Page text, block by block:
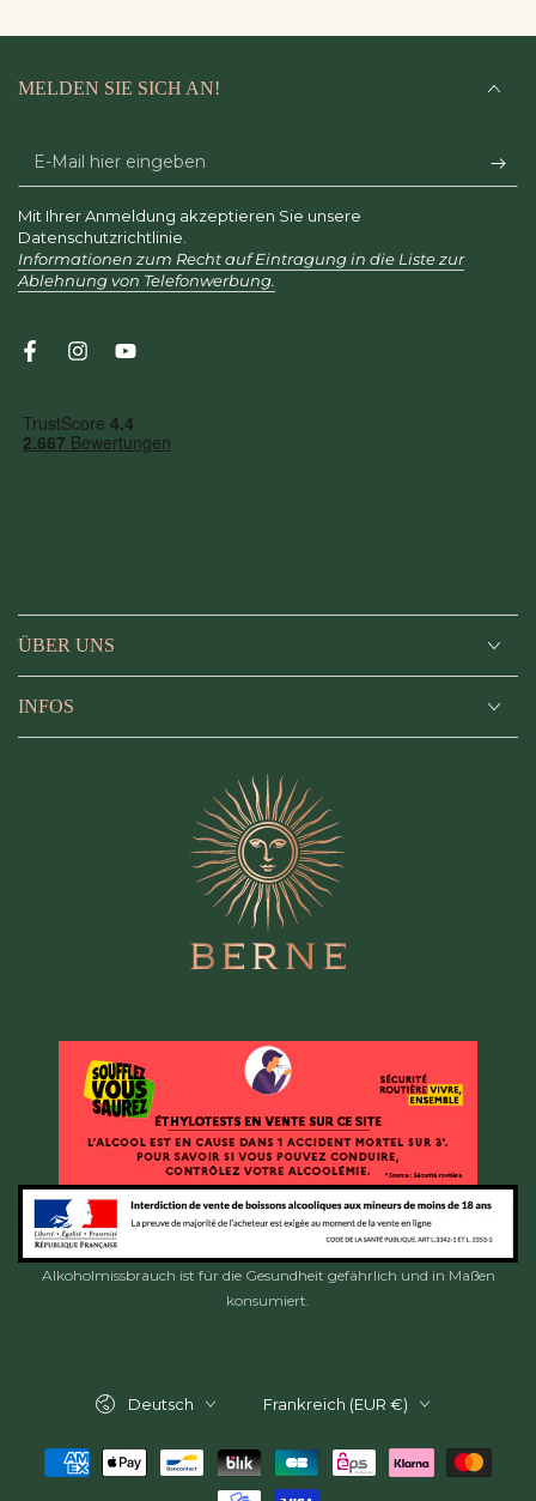
ÜBER UNS
INFOS
MELDEN SIE SICH AN!
E-
Mail
hier
eingeben
Mit Ihrer Anmeldung akzeptieren Sie unsere
Datenschutzrichtlinie.
Informationen zum Recht auf Eintragung in die Liste zur
Ablehnung von Telefonwerbung.
FacebookInstagramYouTube
Alkoholmissbrauch ist für die Gesundheit gefährlich und in Maßen
konsumiert.
Deutsch Frankreich (EUR €)
Zahlungsmöglichkeiten